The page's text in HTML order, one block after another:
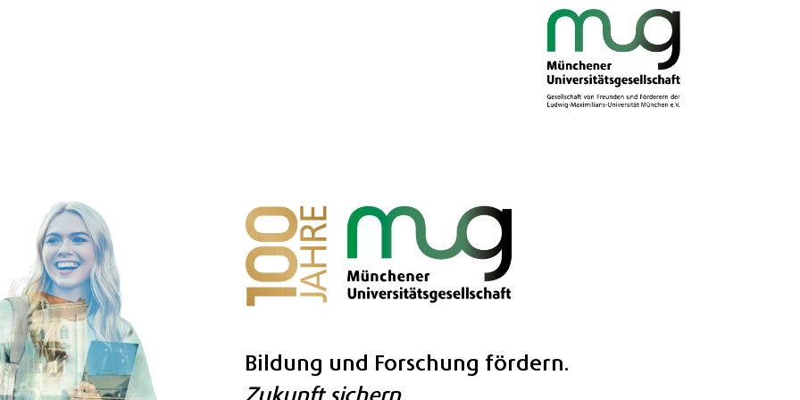
Bildung und Forschung fördern.